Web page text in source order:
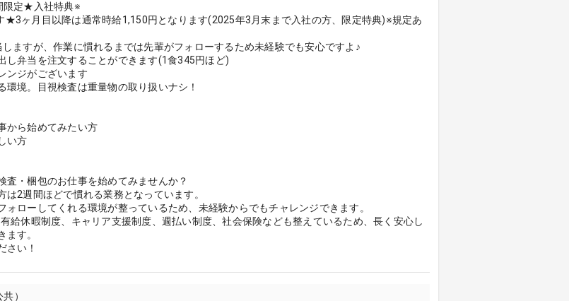
限定★入社特典※
★3ヶ月目以降は通常時給1,150円となります(2025年3月末まで入社の方、限定特典)※規定あ
しますが、作業に慣れるまでは先輩がフォローするため未経験でも安心ですよ♪
し弁当を注文することができます(1食345円ほど)
ンジがございます
環境。目視検査は重量物の取り扱いナシ！
から始めてみたい方
い方
査・梱包のお仕事を始めてみませんか？
は2週間ほどで慣れる業務となっています。
ォローしてくれる環境が整っているため、未経験からでもチャレンジできます。
給休暇制度、キャリア支援制度、週払い制度、社会保険なども整えているため、長く安心し
ます。
さい！
）